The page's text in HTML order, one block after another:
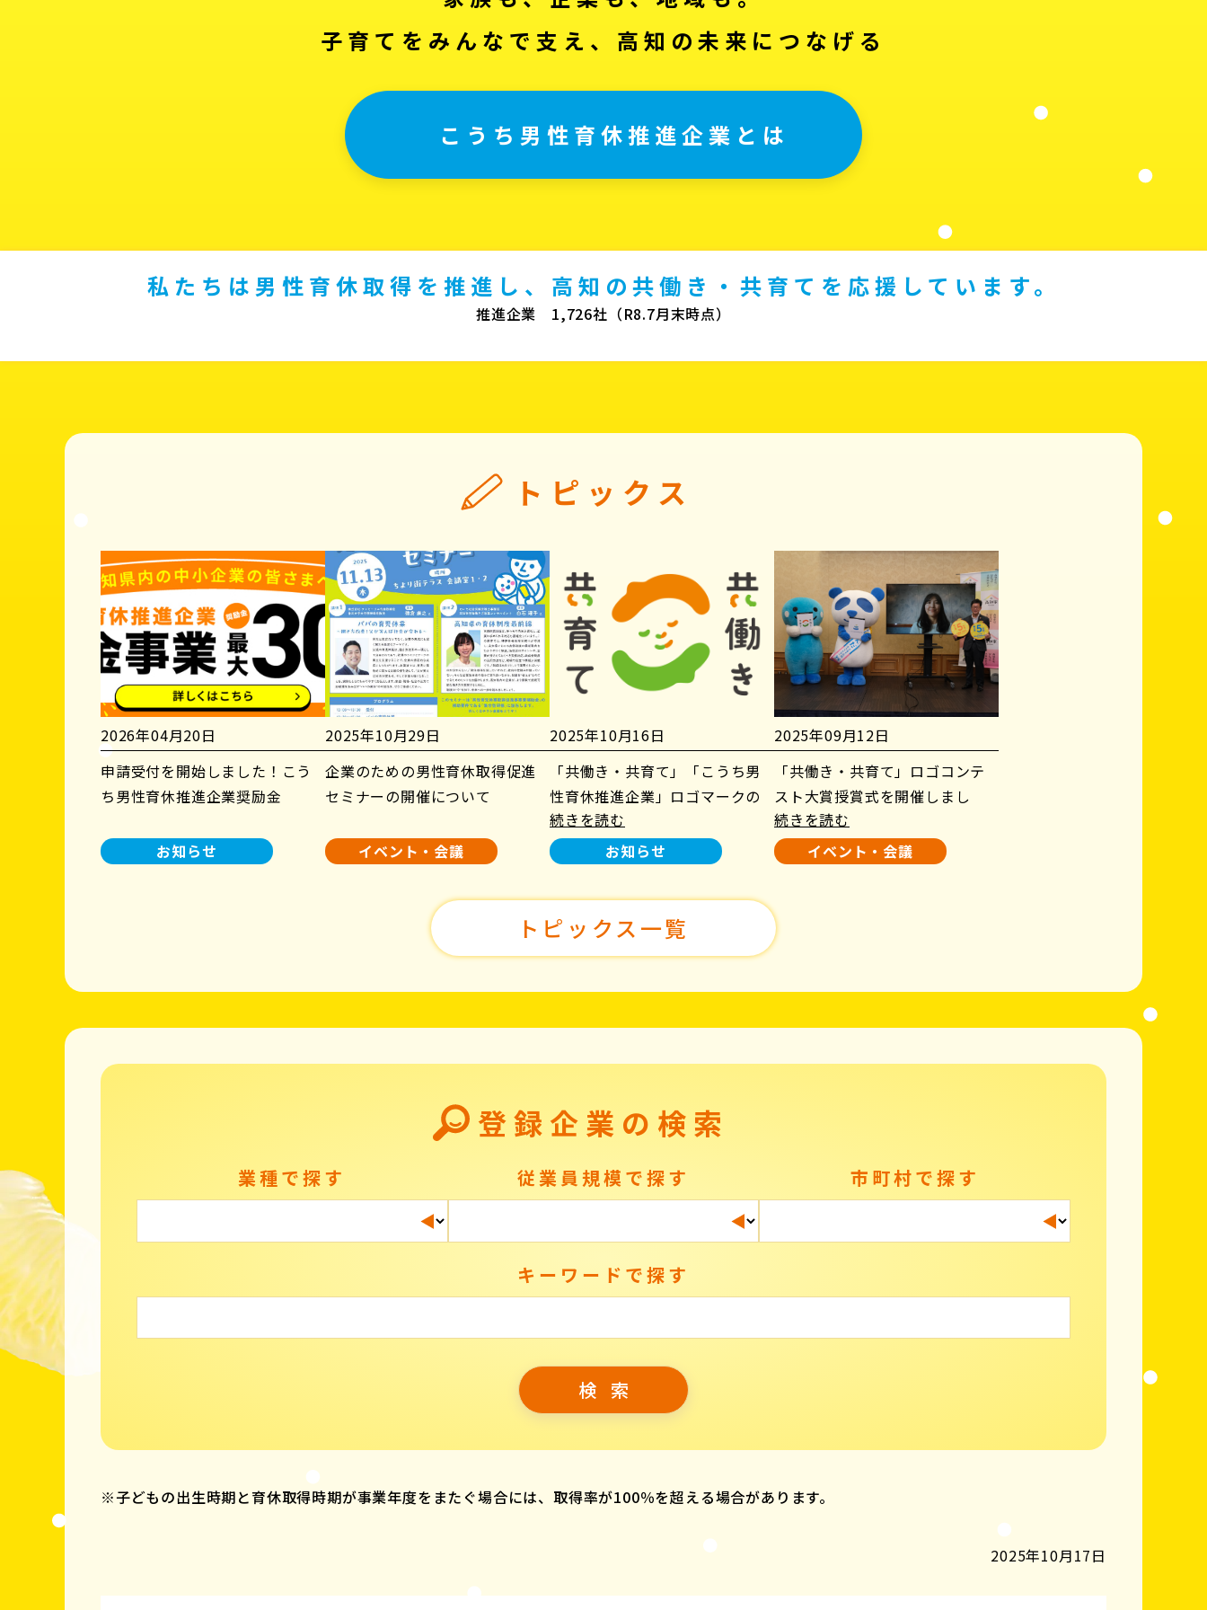
子育てをみんなで支え、高知の未来につなげる
こうち男性育休推進企業とは
私たちは男性育休取得を推進し、高知の共働き・共育てを応援しています。
推進企業 1,726社（R8.7月末時点）
トピックス
2026年04月20日
申請受付を開始しました！こう
ち男性育休推進企業奨励金
お知らせ
2025年10月29日
企業のための男性育休取得促進
セミナーの開催について
イベント・会議
2025年10月16日
「共働き・共育て」「こうち男
性育休推進企業」ロゴマークの
使用について
続きを読む
お知らせ
2025年09月12日
「共働き・共育て」ロゴコンテ
スト大賞授賞式を開催しまし
た！
続きを読む
イベント・会議
トピックス一覧
登録企業の検索
業種で探す 従業員規模で探す 市町村で探す
キーワードで探す
※子どもの出生時期と育休取得時期が事業年度をまたぐ場合には、取得率が100％を超える場合があります。
2025年10月17日